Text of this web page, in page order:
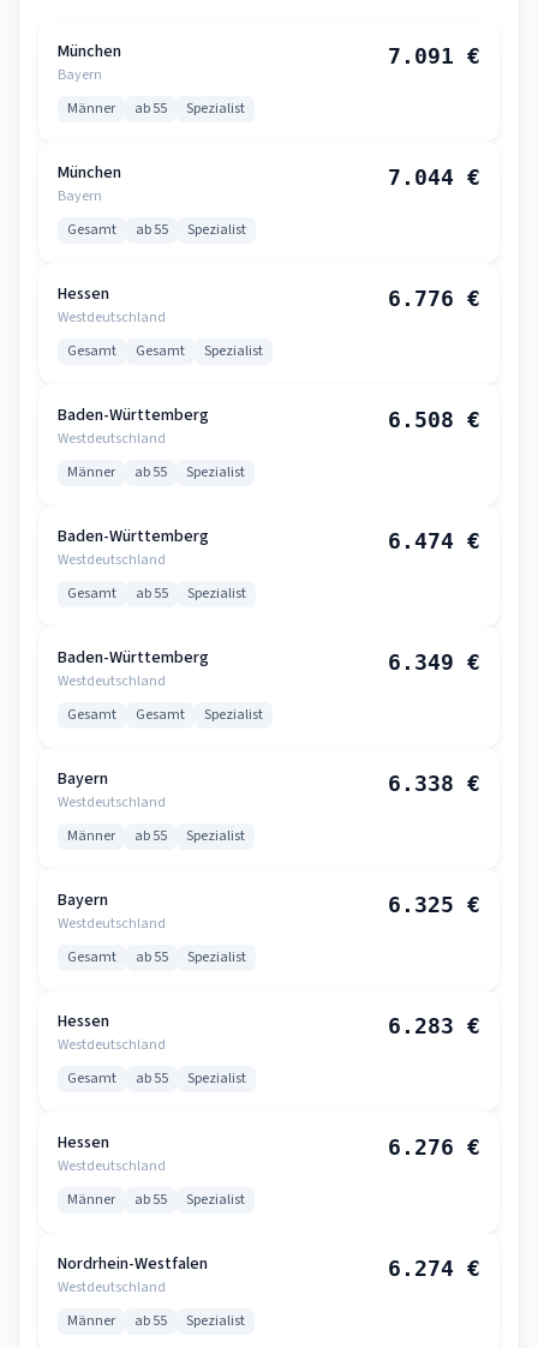
München
Bayern
7.091 €
Männer ab 55 Spezialist
München
Bayern
7.044 €
Gesamt ab 55 Spezialist
Hessen
Westdeutschland
6.776 €
Gesamt Gesamt Spezialist
Baden-Württemberg
Westdeutschland
6.508 €
Männer ab 55 Spezialist
Baden-Württemberg
Westdeutschland
6.474 €
Gesamt ab 55 Spezialist
Baden-Württemberg
Westdeutschland
6.349 €
Gesamt Gesamt Spezialist
Bayern
Westdeutschland
6.338 €
Männer ab 55 Spezialist
Bayern
Westdeutschland
6.325 €
Gesamt ab 55 Spezialist
Hessen
Westdeutschland
6.283 €
Gesamt ab 55 Spezialist
Hessen
Westdeutschland
6.276 €
Männer ab 55 Spezialist
Nordrhein-Westfalen
Westdeutschland
6.274 €
Männer ab 55 Spezialist